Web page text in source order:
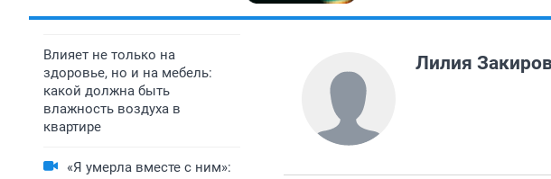
Влияет не только на
здоровье, но и на мебель:
какой должна быть
влажность воздуха в
квартире
«Я умерла вместе с ним»:
Лилия